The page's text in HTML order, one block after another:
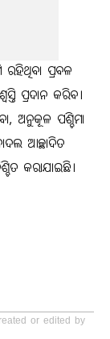
ପ୍ରବଳ
ପ୍ରଦାନ କରିବ।
ଅନୁକୂଳ ପଶ୍ଚିମା
ଆଚ୍ଛାଦିତ
କରାଯାଇଛି।
or edited by